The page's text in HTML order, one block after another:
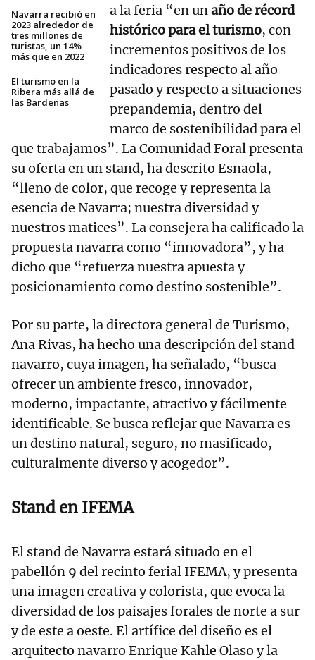
Navarra recibió en
2023 alrededor de
tres millones de
turistas, un 14%
más que en 2022
El turismo en la
Ribera más allá de
las Bardenas
a la feria “en unaño de récord
histórico para el turismo, con
incrementos positivos de los
indicadores respecto al año
pasado y respecto a situaciones
prepandemia, dentro del
marco de sostenibilidad para el
que trabajamos”. La Comunidad Foral presenta
su oferta en un stand, ha descrito Esnaola,
“lleno de color, que recoge y representa la
esencia de Navarra; nuestra diversidad y
nuestros matices”. La consejera ha calificado la
propuesta navarra como “innovadora”, y ha
dicho que “refuerza nuestra apuesta y
posicionamiento como destino sostenible”.
Por su parte, la directora general de Turismo,
Ana Rivas, ha hecho una descripción del stand
navarro, cuya imagen, ha señalado, “busca
ofrecer un ambiente fresco, innovador,
moderno, impactante, atractivo y fácilmente
identificable. Se busca reflejar que Navarra es
un destino natural, seguro, no masificado,
culturalmente diverso y acogedor”.
Stand en IFEMA
El stand de Navarra estará situado en el
pabellón 9 del recinto ferial IFEMA, y presenta
una imagen creativa y colorista, que evoca la
diversidad de los paisajes forales de norte a sur
y de este a oeste. El artífice del diseño es el
arquitecto navarro Enrique Kahle Olaso y la